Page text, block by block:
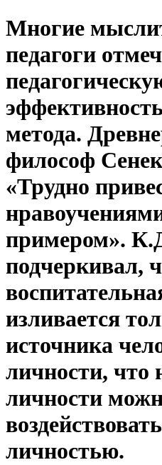
Многие
педагоги
метода.
философ
«Трудно
примером».
подчеркивал,
изливается
источника
личности, что
личности
личностью.